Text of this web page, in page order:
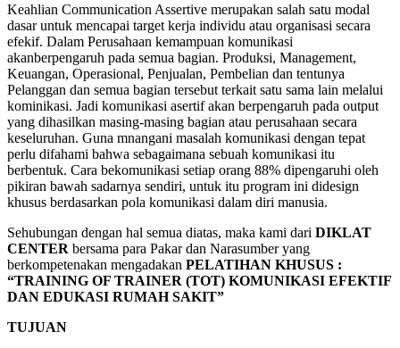
Keahlian Communication Assertive merupakan salah satu modal
dasar untuk mencapai target kerja individu atau organisasi secara
efekif. Dalam Perusahaan kemampuan komunikasi
akanberpengaruh pada semua bagian. Produksi, Management,
Keuangan, Operasional, Penjualan, Pembelian dan tentunya
Pelanggan dan semua bagian tersebut terkait satu sama lain melalui
kominikasi. Jadi komunikasi asertif akan berpengaruh pada output
yang dihasilkan masing-masing bagian atau perusahaan secara
keseluruhan. Guna mnangani masalah komunikasi dengan tepat
perlu difahami bahwa sebagaimana sebuah komunikasi itu
berbentuk. Cara bekomunikasi setiap orang 88% dipengaruhi oleh
pikiran bawah sadarnya sendiri, untuk itu program ini didesign
khusus berdasarkan pola komunikasi dalam diri manusia.
Sehubungan dengan hal semua diatas, maka kami dari DIKLAT
CENTER bersama para Pakar dan Narasumber yang
berkompetenakan mengadakan PELATIHAN KHUSUS :
“TRAINING OF TRAINER (TOT) KOMUNIKASI EFEKTIF
DAN EDUKASI RUMAH SAKIT”
TUJUAN